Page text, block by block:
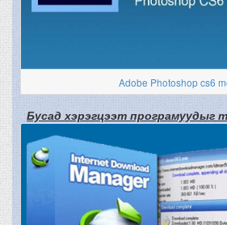
Adobe Photoshop cs6
Бусад хэрэгцээт програмуудыг